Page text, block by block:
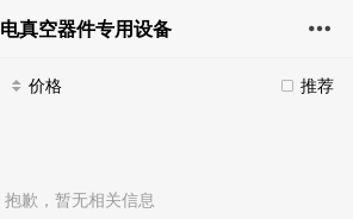
电真空器件专用设备
推荐
价格
抱歉，暂无相关信息